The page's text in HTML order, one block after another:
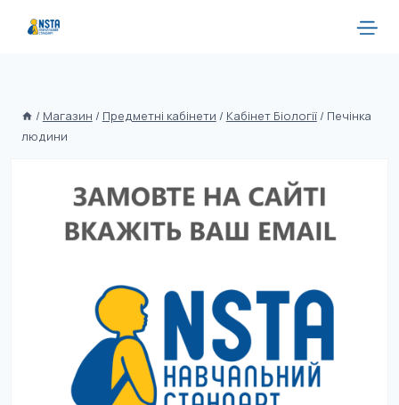
/ Магазин / Предметні кабінети / Кабінет Біології / Печінка
людини